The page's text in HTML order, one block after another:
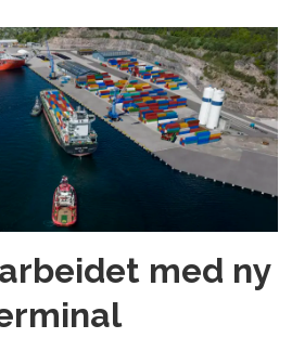
med ny